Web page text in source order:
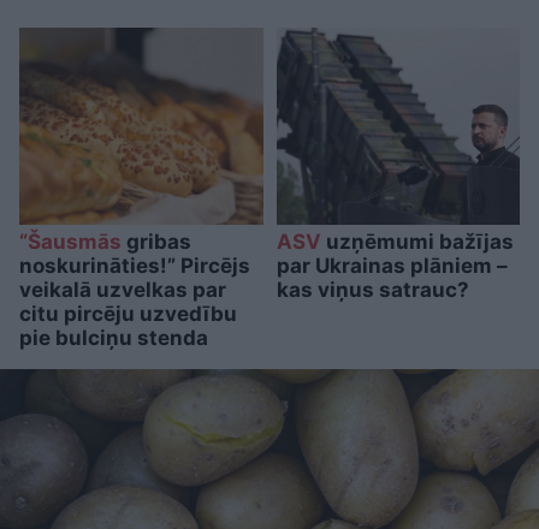
“Šausmās gribas
noskurināties!” Pircējs
veikalā uzvelkas par
citu pircēju uzvedību
pie bulciņu stenda
ASV uzņēmumi bažījas
par Ukrainas plāniem –
kas viņus satrauc?